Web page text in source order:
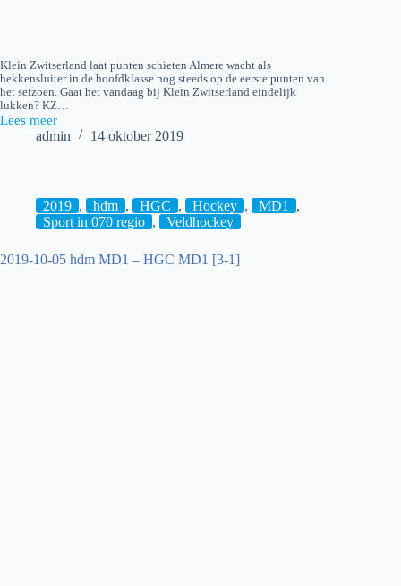
Klein Zwitserland laat punten schieten Almere wacht als
hekkensluiter in de hoofdklasse nog steeds op de eerste punten van
het seizoen. Gaat het vandaag bij Klein Zwitserland eindelijk
lukken? KZ…
Lees meer
2019-
Almere
[1-
admin 14 oktober 2019
2019 , hdm , HGC , Hockey , MD1
,
Sport in 070 regio , Veldhockey
2019-10-05 hdm MD1 – HGC MD1 [3-1]